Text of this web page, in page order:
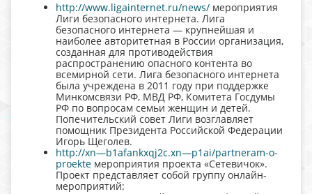
http://www.ligainternet.ru/news/ мероприятия
Лиги безопасного интернета. Лига
безопасного интернета — крупнейшая и
наиболее авторитетная в России организация,
созданная для противодействия
распространению опасного контента во
всемирной сети. Лига безопасного интернета
была учреждена в 2011 году при поддержке
Минкомсвязи РФ, МВД РФ, Комитета Госдумы
РФ по вопросам семьи женщин и детей.
Попечительский совет Лиги возглавляет
помощник Президента Российской Федерации
Игорь Щеголев.
http://xn—b1afankxqj2c.xn—p1ai/partneram-o-
proekte мероприятия проекта «Сетевичок».
Проект представляет собой группу онлайн-
мероприятий: